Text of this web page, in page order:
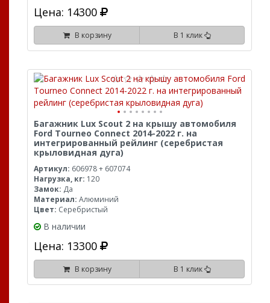
Цена: 14300
В корзину В 1 клик
Багажник Lux Scout 2 на крышу автомобиля
Ford Tourneo Connect 2014-2022 г. на
интегрированный рейлинг (серебристая
крыловидная дуга)
Артикул: 606978 + 607074
Нагрузка, кг: 120
Замок: Да
Материал: Алюминий
Цвет: Серебристый
В наличии
Цена: 13300
В корзину В 1 клик